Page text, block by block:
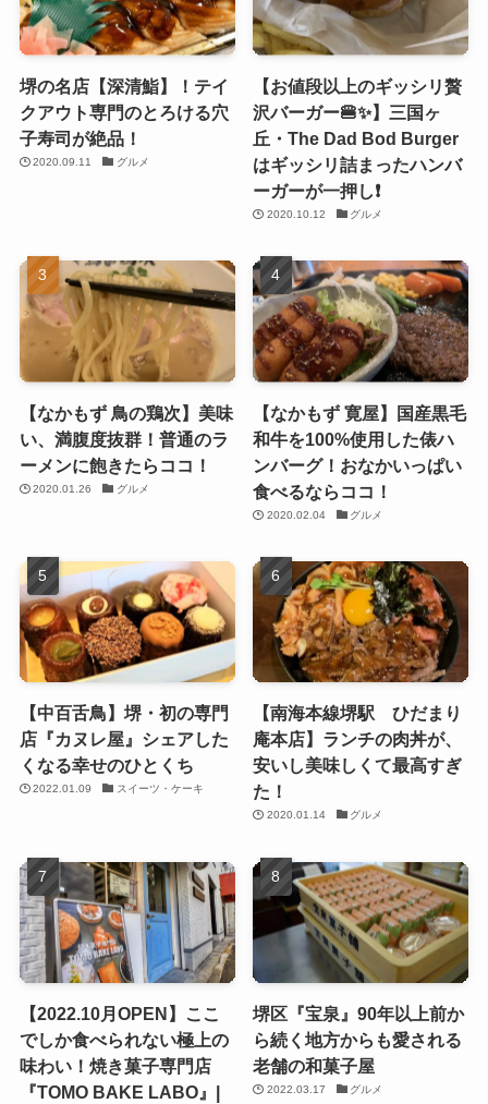
堺の名店【深清鮨】！テイ
クアウト専門のとろける穴
子寿司が絶品！
2020.09.11 グルメ
【お値段以上のギッシリ贅
沢バーガー🍔✨】三国ヶ
丘・The Dad Bod Burger
はギッシリ詰まったハンバ
ーガーが一押し❗️
2020.10.12 グルメ
【なかもず 鳥の鶏次】美味
い、満腹度抜群！普通のラ
ーメンに飽きたらココ！
2020.01.26 グルメ
【なかもず 寛屋】国産黒毛
和牛を100%使用した俵ハ
ンバーグ！おなかいっぱい
食べるならココ！
2020.02.04 グルメ
【中百舌鳥】堺・初の専門
店『カヌレ屋』シェアした
くなる幸せのひとくち
2022.01.09 スイーツ・ケーキ
【南海本線堺駅 ひだまり
庵本店】ランチの肉丼が、
安いし美味しくて最高すぎ
た！
2020.01.14 グルメ
【2022.10月OPEN】ここ
でしか食べられない極上の
味わい！焼き菓子専門店
『TOMO BAKE LABO』|
堺区『宝泉』90年以上前か
ら続く地方からも愛される
老舗の和菓子屋
2022.03.17 グルメ